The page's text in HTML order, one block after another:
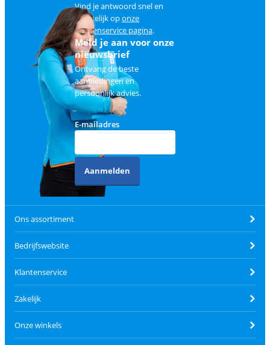
Vind je antwoord snel en
makkelijk oponze
klantenservice pagina.
Meld je aan voor onze
nieuwsbrief
Ontvang de beste
aanbiedingen en
persoonlijk advies.
E-mailadres
Aanmelden
Ons assortiment
Bedrijfswebsite
Klantenservice
Zakelijk
Onze winkels